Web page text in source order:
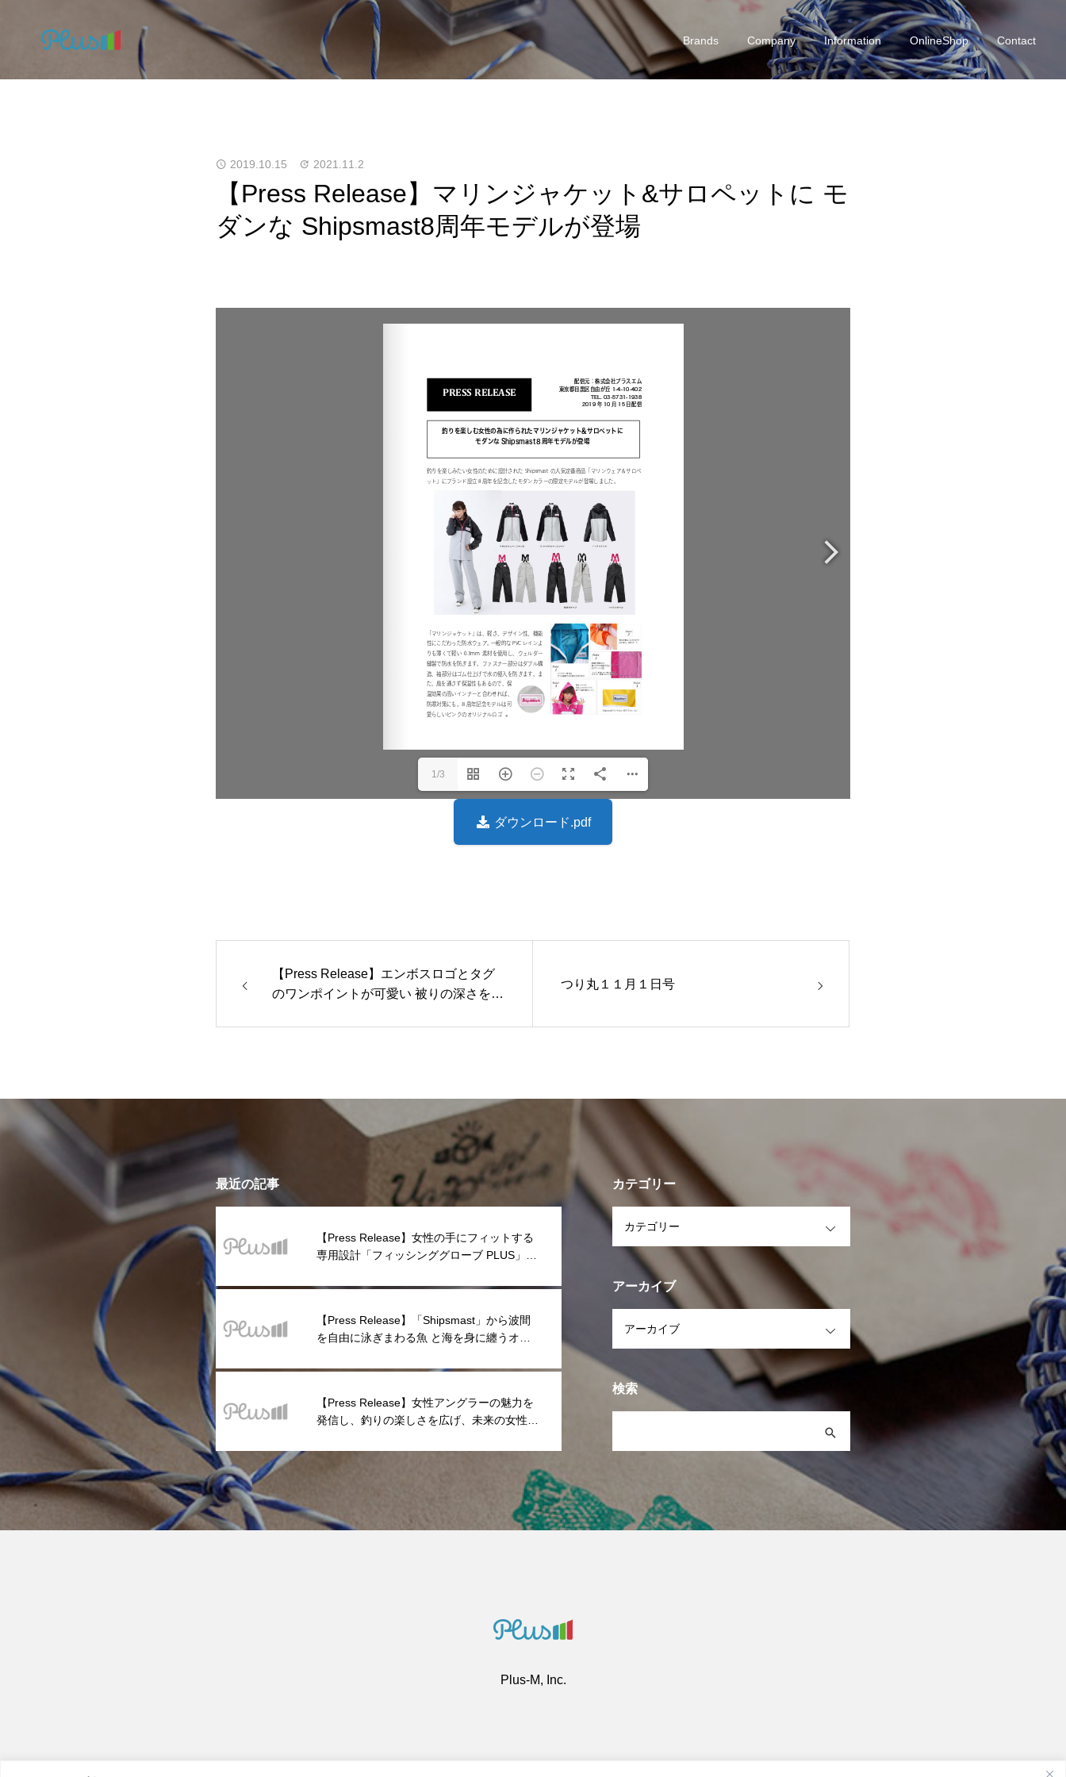
Brands Company Information OnlineShop Contact
2019.10.15 2021.11.2
【Press Release】マリンジャケット&サロペットに モ
ダンな Shipsmast8周年モデルが登場
1/3
ダウンロード.pdf
【Press Release】エンボスロゴとタグ
のワンポイントが可愛い 被りの深さを調
つり丸１１月１日号
最近の記事
【Press Release】女性の手にフィットする
専用設計「フィッシンググローブ PLUS」が
【Press Release】「Shipsmast」から波間
を自由に泳ぎまわる魚 と海を身に纏うオリ
ズが新登場
【Press Release】女性アングラーの魅力を
発信し、釣りの楽しさを広げ、未来の女性釣
参加者募集
カテゴリー
アーカイブ
検索
Plus-M, Inc.